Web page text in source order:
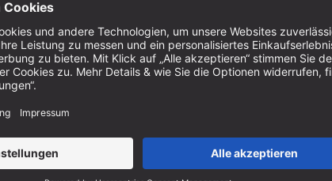
Bohren.
Um unseren Newsletter zu
Produkten zu erhalten,
Cookie-Einstellungen verwalten